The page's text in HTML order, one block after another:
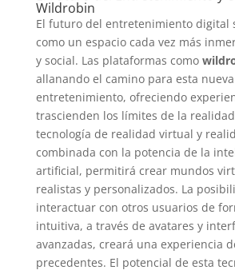
Wildrobin
El futuro del entretenimiento digital
como un espacio cada vez más
y social. Las plataformas como
allanando el camino para esta
entretenimiento, ofreciendo
trascienden los límites de la
tecnología de realidad virtual y
combinada con la potencia de la
artificial, permitirá crear mundos
realistas y personalizados. La
interactuar con otros usuarios de
intuitiva, a través de avatares y
avanzadas, creará una experiencia
precedentes. El potencial de esta